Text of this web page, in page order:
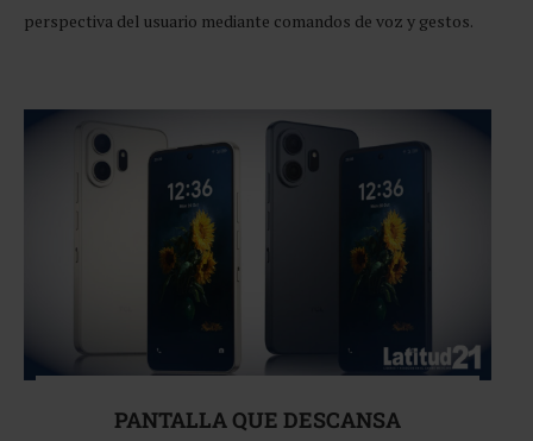
perspectiva del usuario mediante comandos de voz y gestos.
PANTALLA QUE DESCANSA